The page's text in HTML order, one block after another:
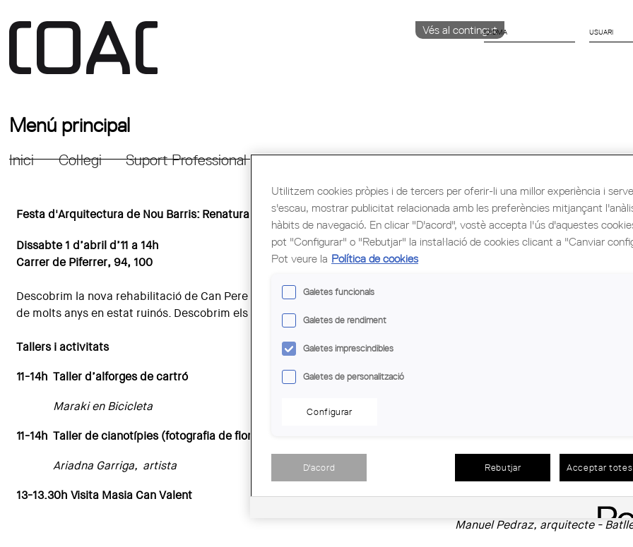
Vés al contingut
IDIOMA
Menú principal
Inici Col·legi Suport Professional Formació i Ocupació Cultura Congrés Mundial
Festa d'Arquitectura de Nou Barris: Renaturalitzem els entorns de Can Valent
Dissabte 1 d’abril d’11 a 14h
Carrer de Piferrer, 94, 100
Descobrim la nova rehabilitació de Can Pere Valent, la coneguda masia on les núvies de Barcelona hi compraven el
de molts anys en estat ruinós. Descobrim els reptes de futur de la masia i els seus entorns, amb tallers per a tota la
Tallers i activitats
11-14h Taller d’alforges de cartró
Maraki en Bicicleta
11-14h Taller de cianotípies (fotografia de flors sense càmera)
Ariadna Garriga, artista
13-13.30h Visita Masia Can Valent
Alea Olea Arquitectura i Paisatge
12.15h Exposició Projecte Tanatori Sant
Manuel Pedraz, arquitecte -
Utilitzem cookies pròpies i de tercers per oferir-li una millor experiència i
s'escau, mostrar publicitat relacionada amb les preferències mitjançant
hàbits de navegació. En clicar "D'acord", vostè accepta l'ús d'aquestes
pot "Configurar" o "Rebutjar" la instal·lació de cookies clicant a "Canviar
Pot veure la Política de cookies
Galetes funcionals
Galetes de rendiment
Galetes imprescindibles
Galetes de personalització
Configurar
D'acord Rebutjar Acceptar